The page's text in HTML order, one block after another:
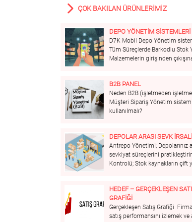
ÇOK BAKILAN ÜRÜNLERİMİZ
DEPO YÖNETIM SISTEMLERI
D7K Mobil Depo Yönetim
Tüm Süreçlerde Barkodlu Stok
Malzemelerin girişinden
etiketlenerek kimliğine
dinamik adresleyerek üretimin
taleplerini ve sevkiyatın
kolaylaştırır. İzlenebilirlik;
B2B PANEL
Neden B2B (işletmeden
Müşteri Sipariş Yönetim sistemi
kullanılmalı?
DEPOLAR ARASI SEVK
Antrepo Yönetimi; Depolarınız
sevkiyat süreçlerini
Kontrolü; Stok kaynakların çift
irsaliyeniz GİB’ e gönderim için
HEDEF – GERÇEKLEŞEN
GRAFİĞİ
Gerçekleşen Satış Grafiği
satış performansını izlemek ve